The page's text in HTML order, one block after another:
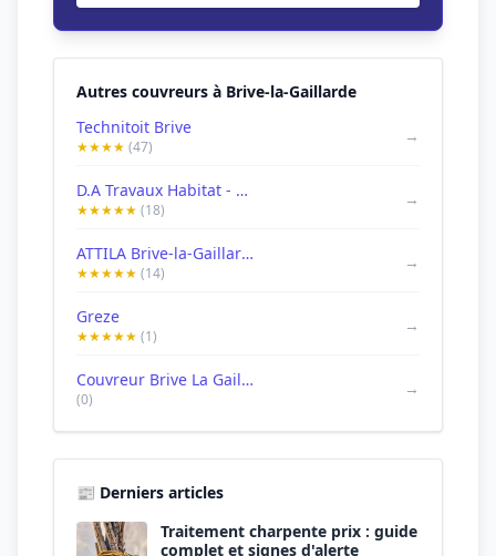
Autres couvreurs à Brive-la-Gaillarde
Technitoit Brive
★★★★ (47)
→
D.A Travaux Habitat - Couvreur Corrèze
★★★★★ (18)
→
ATTILA Brive-la-Gaillarde
★★★★★ (14)
→
Greze
★★★★★ (1)
→
Couvreur Brive La Gaillarde - BLG Couverture
(0)
→
📰 Derniers articles
Traitement charpente prix : guide
complet et signes d'alerte